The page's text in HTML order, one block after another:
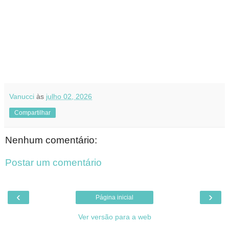
Vanucci às julho 02, 2026
Compartilhar
Nenhum comentário:
Postar um comentário
‹ ›
Página inicial
Ver versão para a web